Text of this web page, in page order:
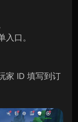
口。
家 ID 填写到订